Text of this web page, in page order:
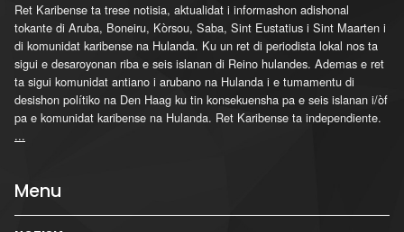
Ret Karibense ta trese notisia, aktualidat i informashon adishonal
tokante di Aruba, Boneiru, Kòrsou, Saba, Sint Eustatius i Sint Maarten i
di komunidat karibense na Hulanda. Ku un ret di periodista lokal nos ta
sigui e desaroyonan riba e seis islanan di Reino hulandes. Ademas e ret
ta sigui komunidat antiano i arubano na Hulanda i e tumamentu di
desishon polítiko na Den Haag ku tin konsekuensha pa e seis islanan i/òf
pa e komunidat karibense na Hulanda. Ret Karibense ta independiente.
...
Menu